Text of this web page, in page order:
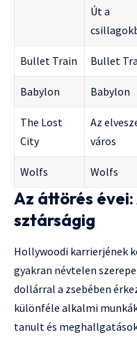
Út a
Bullet Train Bullet
Babylon Babylon
The Lost
City
Az
város
Wolfs Wolfs
Az áttörés
sztárságig
Hollywoodi karrierjének
gyakran névtelen
dollárral a zsebében
különféle alkalmi
tanult és